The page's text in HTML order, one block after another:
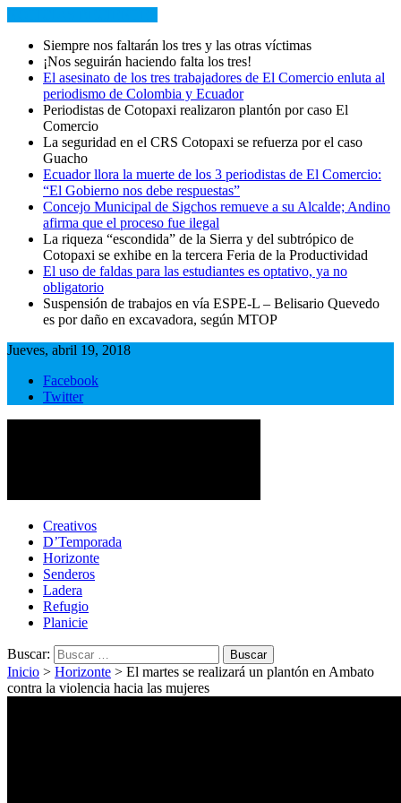
Siempre nos faltarán los tres y las otras víctimas
¡Nos seguirán haciendo falta los tres!
El asesinato de los tres trabajadores de El Comercio enluta al
periodismo de Colombia y Ecuador
Periodistas de Cotopaxi realizaron plantón por caso El
Comercio
La seguridad en el CRS Cotopaxi se refuerza por el caso
Guacho
Ecuador llora la muerte de los 3 periodistas de El Comercio:
“El Gobierno nos debe respuestas”
Concejo Municipal de Sigchos remueve a su Alcalde; Andino
afirma que el proceso fue ilegal
La riqueza “escondida” de la Sierra y del subtrópico de
Cotopaxi se exhibe en la tercera Feria de la Productividad
El uso de faldas para las estudiantes es optativo, ya no
obligatorio
Suspensión de trabajos en vía ESPE-L – Belisario Quevedo
es por daño en excavadora, según MTOP
Jueves, abril 19, 2018
Facebook
Twitter
Cotopaxi Noticias
Primer periódico multimedia del centro del país
Creativos
D’Temporada
Horizonte
Senderos
Ladera
Refugio
Planicie
Buscar:
Inicio > Horizonte > El martes se realizará un plantón en Ambato
contra la violencia hacia las mujeres